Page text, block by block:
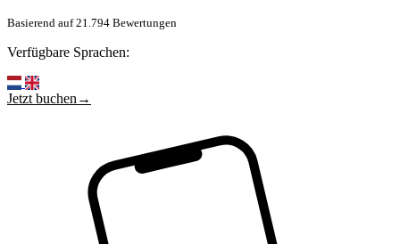
Basierend auf 21.794 Bewertungen
Verfügbare Sprachen:
Jetzt buchen→